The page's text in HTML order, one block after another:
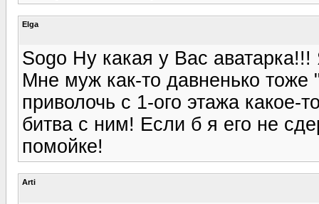
Elga
Sogo Ну какая у Вас
Мне муж как-то давненько тоже
приволочь с 1-ого этажа какое-
битва с ним! Если б я его не
помойке!
Arti